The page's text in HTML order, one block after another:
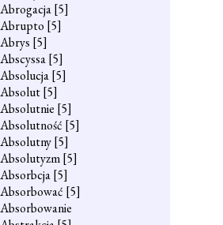
Abrogacja[5]
Abrupto [5]
Abrys [5]
Abscyssa[5]
Absolucja[5]
Absolut[5]
Absolutnie [5]
Absolutność [5]
Absolutny[5]
Absolutyzm[5]
Absorbcja[5]
Absorbować [5]
Absorbowanie